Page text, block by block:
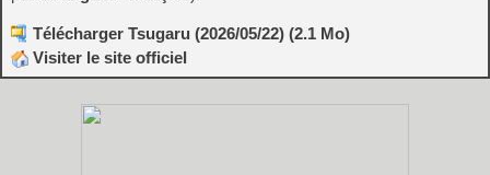
Télécharger Tsugaru (2026/05/22) (2.1 Mo)
Visiter le site officiel